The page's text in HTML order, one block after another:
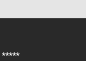
*****